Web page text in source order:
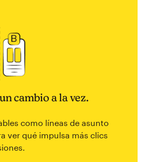
cambio a la vez.
como líneas de asunto
ver qué impulsa más clics